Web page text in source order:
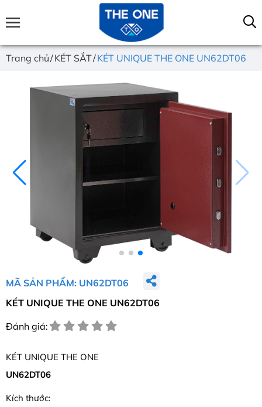
Trang chủ KÉT SẮT KÉT UNIQUE THE ONE UN62DT06
MÃ SẢN PHẨM: UN62DT06
KÉT UNIQUE THE ONE UN62DT06
Đánh giá:
KÉT UNIQUE THE ONE
UN62DT06
Kích thước: